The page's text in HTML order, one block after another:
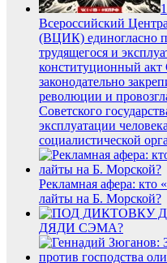
Всероссийский
(ВЦИК) единогласно
трудящегося и
конституционный акт
законодательно
революции и
Советского
эксплуатации
социалистической
Рекламная афера: кто
лайты на Б. Морской?
ДЯДИ СЭМА?